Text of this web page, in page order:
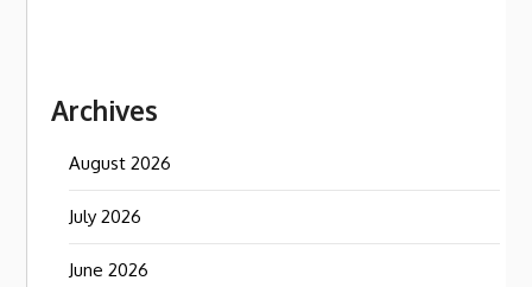
Archives
August 2026
July 2026
June 2026